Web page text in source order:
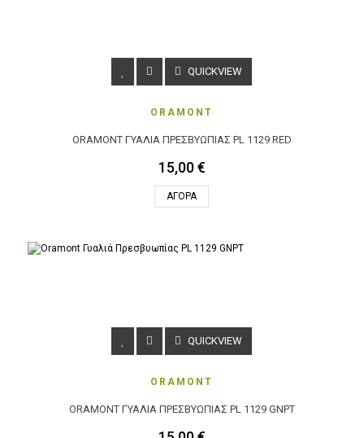
QUICKVIEW
ORAMONT
ORAMONT ΓΥΑΛΙΆ ΠΡΕΣΒΥΩΠΊΑΣ PL 1129 RED
15,00 €
ΑΓΟΡΆ
QUICKVIEW
ORAMONT
ORAMONT ΓΥΑΛΙΆ ΠΡΕΣΒΥΩΠΊΑΣ PL 1129 GNPT